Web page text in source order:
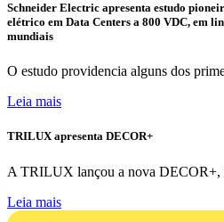
Schneider Electric apresenta estudo
elétrico em Data Centers a 800 VDC, em
mundiais
O estudo providencia alguns dos
Leia mais
TRILUX apresenta DECOR+
A TRILUX lançou a nova DECOR+,
Leia mais